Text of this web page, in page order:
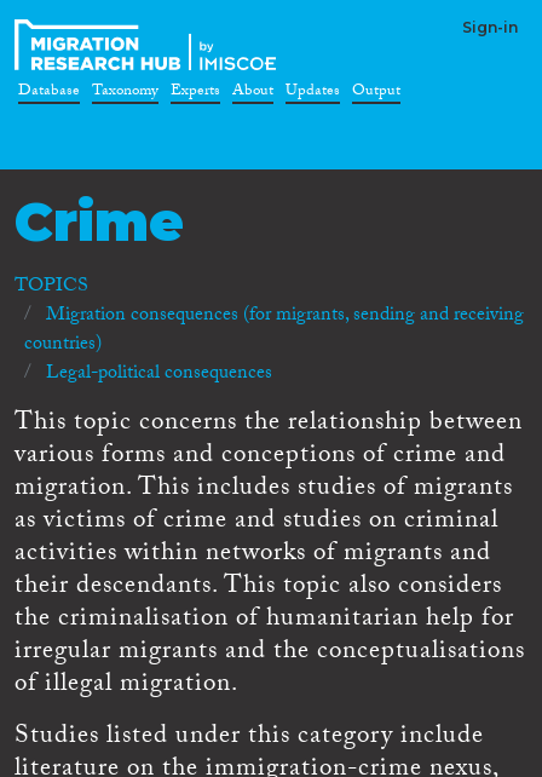
Sign-in
Database Taxonomy Experts About Updates Output
Crime
TOPICS
Migration consequences (for migrants, sending and receiving
countries)
Legal-political consequences
This topic concerns the relationship between
various forms and conceptions of crime and
migration. This includes studies of migrants
as victims of crime and studies on criminal
activities within networks of migrants and
their descendants. This topic also considers
the criminalisation of humanitarian help for
irregular migrants and the conceptualisations
of illegal migration.
Studies listed under this category include